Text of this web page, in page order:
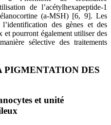
de l’acétylhexapeptide-1
(a-MSH) [6, 9]. Les
des gènes et des
pourront également utiliser des
sélective des traitements
DES
et unité